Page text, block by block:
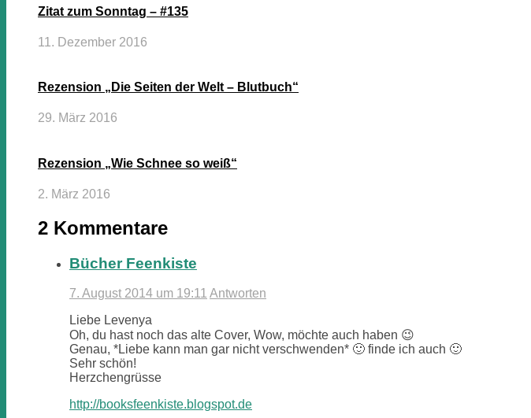
Zitat zum Sonntag – #135
11. Dezember 2016
Rezension „Die Seiten der Welt – Blutbuch“
29. März 2016
Rezension „Wie Schnee so weiß“
2. März 2016
2 Kommentare
Bücher Feenkiste
7. August 2014 um 19:11 Antworten
Liebe Levenya
Oh, du hast noch das alte Cover, Wow, möchte auch haben 😉
Genau, *Liebe kann man gar nicht verschwenden* 🙂 finde ich auch 🙂
Sehr schön!
Herzchengrüsse
http://booksfeenkiste.blogspot.de